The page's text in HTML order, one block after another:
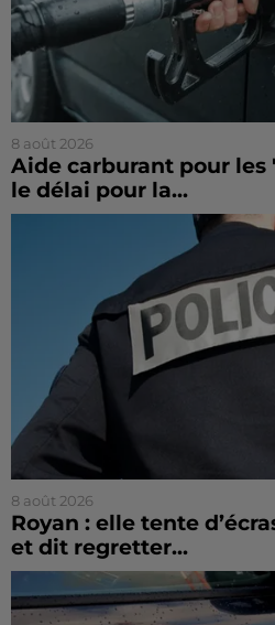
8 août 2026
Aide carburant pour les
le délai pour la...
8 août 2026
Royan : elle tente
et dit regretter...